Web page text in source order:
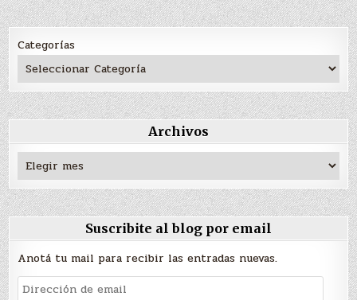
Categorías
Archivos
Archivos
Suscribite al blog por email
Anotá tu mail para recibir las entradas nuevas.
Dirección